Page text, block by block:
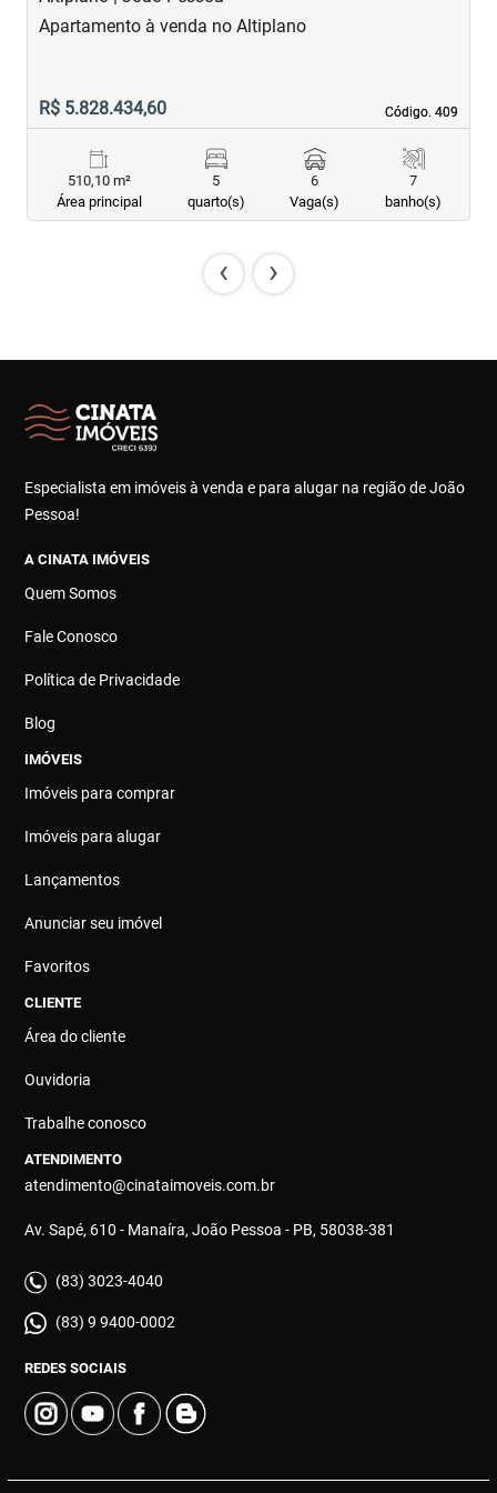
Código. 409
Código. 409
Apartamento à venda no Altiplano
R$ 5.828.434,60
510,10 m²
Área principal
5
quarto(s)
6
Vaga(s)
7
banho(s)
‹ ›
Especialista em imóveis à venda e para alugar na região de João
Pessoa!
A CINATA IMÓVEIS
Quem Somos
Fale Conosco
Política de Privacidade
Blog
IMÓVEIS
Imóveis para comprar
Imóveis para alugar
Lançamentos
Anunciar seu imóvel
Favoritos
CLIENTE
Área do cliente
Ouvidoria
Trabalhe conosco
ATENDIMENTO
atendimento@cinataimoveis.com.br
Av. Sapé, 610 - Manaíra, João Pessoa - PB, 58038-381
(83) 3023-4040
(83) 9 9400-0002
REDES SOCIAIS